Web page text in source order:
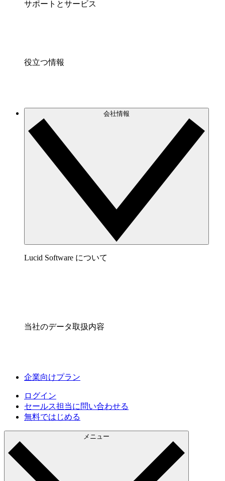
サポートとサービス
役立つ情報
会社情報
Lucid Software について
当社のデータ取扱内容
企業向けプラン
ログイン
セールス担当に問い合わせる
無料ではじめる
メニュー